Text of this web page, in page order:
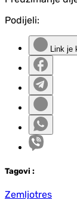
Podijeli:
Link je
Tagovi :
Zemljotres